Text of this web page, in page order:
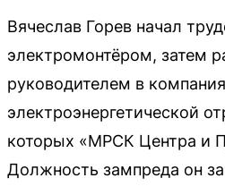
Вячеслав Горев начал
электромонтёром, затем
руководителем в
электроэнергетической
которых «МРСК Центра и
Должность зампреда он